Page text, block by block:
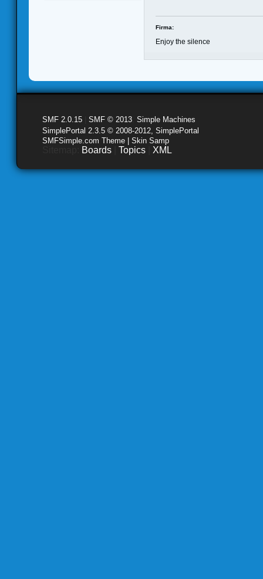
Firma:
Enjoy the silence
SMF 2.0.15 SMF © 2013 Simple Machines
SimplePortal 2.3.5 © 2008-2012, SimplePortal
SMFSimple.com Theme | Skin Samp
Boards Topics XML